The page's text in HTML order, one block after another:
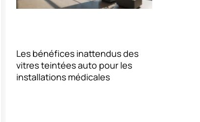
Les bénéfices inattendus des
vitres teintées auto pour les
installations médicales